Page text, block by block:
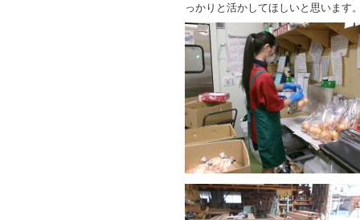
っかりと活かしてほしいと思います